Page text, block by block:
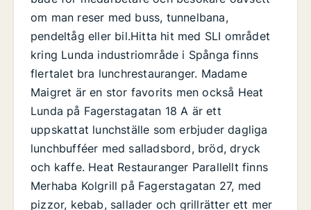
om man reser med buss, tunnelbana,
pendeltåg eller bil.Hitta hit med SLI området
kring Lunda industriområde i Spånga finns
flertalet bra lunchrestauranger. Madame
Maigret är en stor favorits men också Heat
Lunda på Fagerstagatan 18 A är ett
uppskattat lunchställe som erbjuder dagliga
lunchbufféer med salladsbord, bröd, dryck
och kaffe. Heat Restauranger Parallellt finns
Merhaba Kolgrill på Fagerstagatan 27, med
pizzor, kebab, sallader och grillrätter ett mer